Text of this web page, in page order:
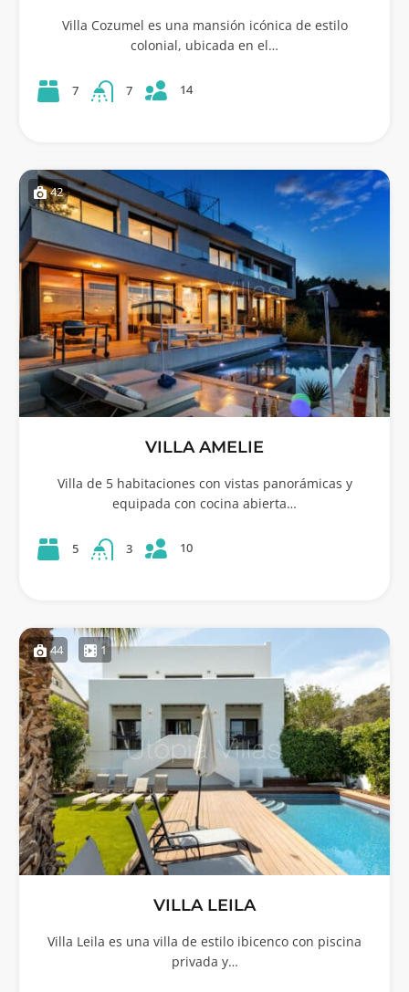
Villa Cozumel es una mansión icónica de estilo
colonial, ubicada en el…
7 7 14
42
VILLA AMELIE
Villa de 5 habitaciones con vistas panorámicas y
equipada con cocina abierta…
5 3 10
44 1
VILLA LEILA
Villa Leila es una villa de estilo ibicenco con piscina
privada y…